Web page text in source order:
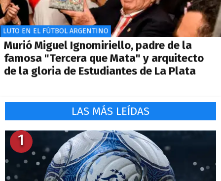
LUTO EN EL FÚTBOL ARGENTINO
Murió Miguel Ignomiriello, padre de la
famosa "Tercera que Mata" y arquitecto
de la gloria de Estudiantes de La Plata
LAS MÁS LEÍDAS
1